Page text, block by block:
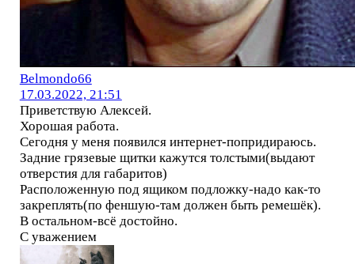
Belmondo66
17.03.2022, 21:51
Приветствую Алексей.
Хорошая работа.
Сегодня у меня появился интернет-попридираюсь.
Задние грязевые щитки кажутся толстыми(выдают
отверстия для габаритов)
Расположенную под ящиком подложку-надо как-то
закреплять(по феншую-там должен быть ремешёк).
В остальном-всё достойно.
С уважением